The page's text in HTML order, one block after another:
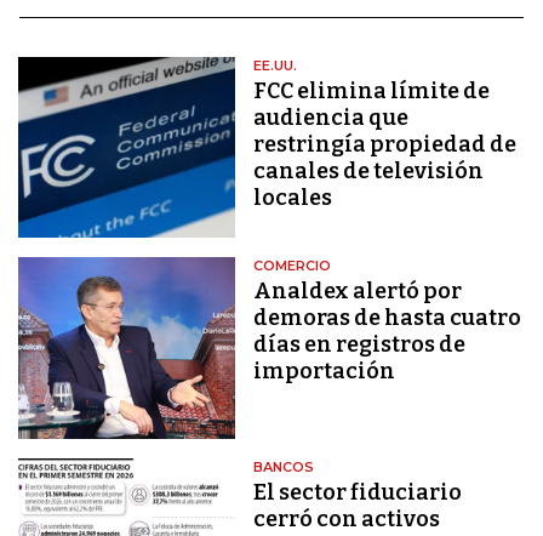
EE.UU.
FCC elimina límite de
audiencia que
restringía propiedad de
canales de televisión
locales
COMERCIO
Analdex alertó por
demoras de hasta cuatro
días en registros de
importación
BANCOS
El sector fiduciario
cerró con activos